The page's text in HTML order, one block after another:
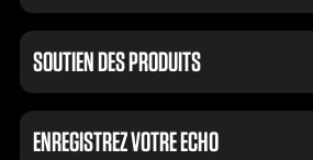
SOUTIEN DES PRODUITS
ENREGISTREZ VOTRE ECHO